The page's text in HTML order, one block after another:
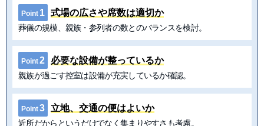
Point 1 式場の広さや席数は適切か
葬儀の規模、親族・参列者の数とのバランスを検討。
Point2 必要な設備が整っているか
親族が過ごす控室は設備が充実しているか確認。
Point3 立地、交通の便はよいか
近所だからというだけでなく集まりやすさも考慮。